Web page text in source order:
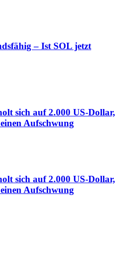
– Ist SOL jetzt
sich auf 2.000 US-Dollar,
Aufschwung
sich auf 2.000 US-Dollar,
Aufschwung